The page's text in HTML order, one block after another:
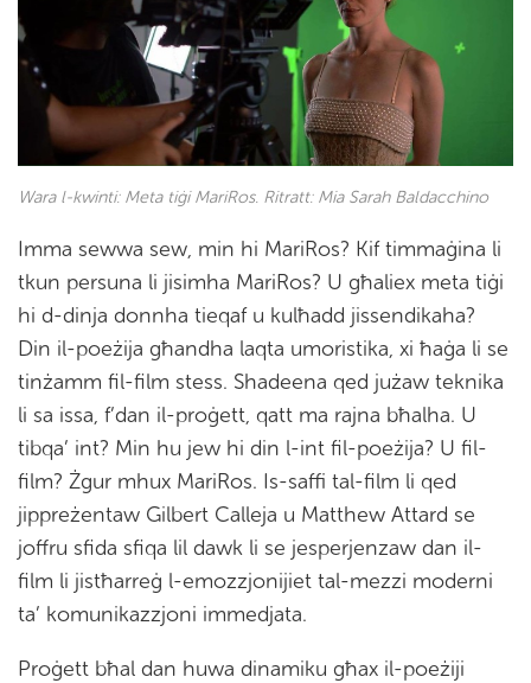
Wara l-kwinti: Meta tiġi MariRos. Ritratt: Mia Sarah Baldacchino
Imma sewwa sew, min hi MariRos? Kif timmaġina li
tkun persuna li jisimha MariRos? U għaliex meta tiġi
hi d-dinja donnha tieqaf u kulħadd jissendikaha?
Din il-poeżija għandha laqta umoristika, xi ħaġa li se
tinżamm fil-film stess. Shadeena qed jużaw teknika
li sa issa, f’dan il-proġett, qatt ma rajna bħalha. U
tibqa’ int? Min hu jew hi din l-int fil-poeżija? U fil-
film? Żgur mhux MariRos. Is-saffi tal-film li qed
jippreżentaw Gilbert Calleja u Matthew Attard se
joffru sfida sfiqa lil dawk li se jesperjenzaw dan il-
film li jistħarreġ l-emozzjonijiet tal-mezzi moderni
ta’ komunikazzjoni immedjata.
Proġett bħal dan huwa dinamiku għax il-poeżiji